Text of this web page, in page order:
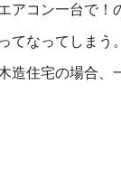
アコン一台で
てなってしまう。
住宅の場合、